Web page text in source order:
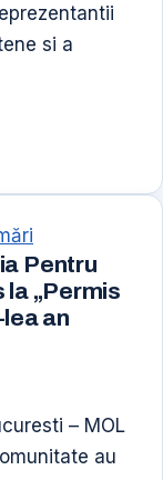
si a
Pentru
„Permis
an
– MOL
au